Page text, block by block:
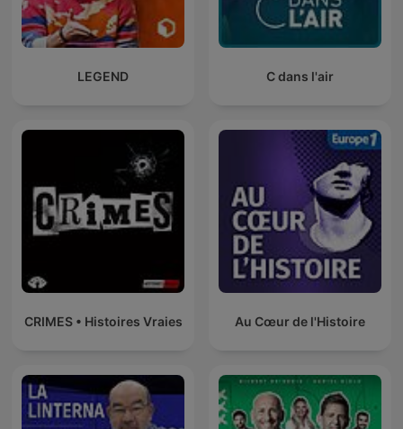
C dans l'air
LEGEND
Au Cœur de l'Histoire
CRIMES • Histoires Vraies